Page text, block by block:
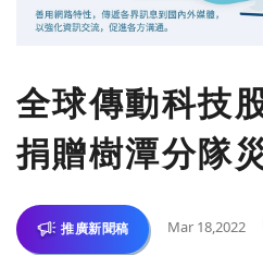
全球傳動科技
捐贈樹潭分隊
推廣新聞稿 Mar 18,2022